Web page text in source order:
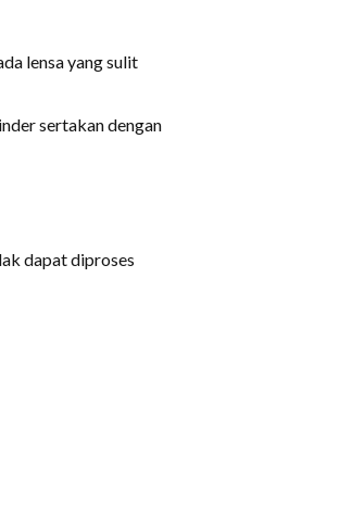
lensa yang sulit
sertakan dengan
dapat diproses